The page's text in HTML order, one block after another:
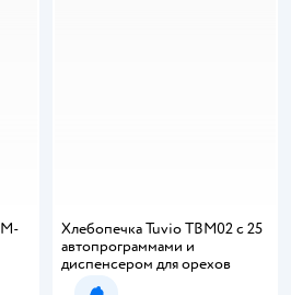
Хлебопечка Tuvio TBM02 с 25
автопрограммами и
диспенсером для орехов